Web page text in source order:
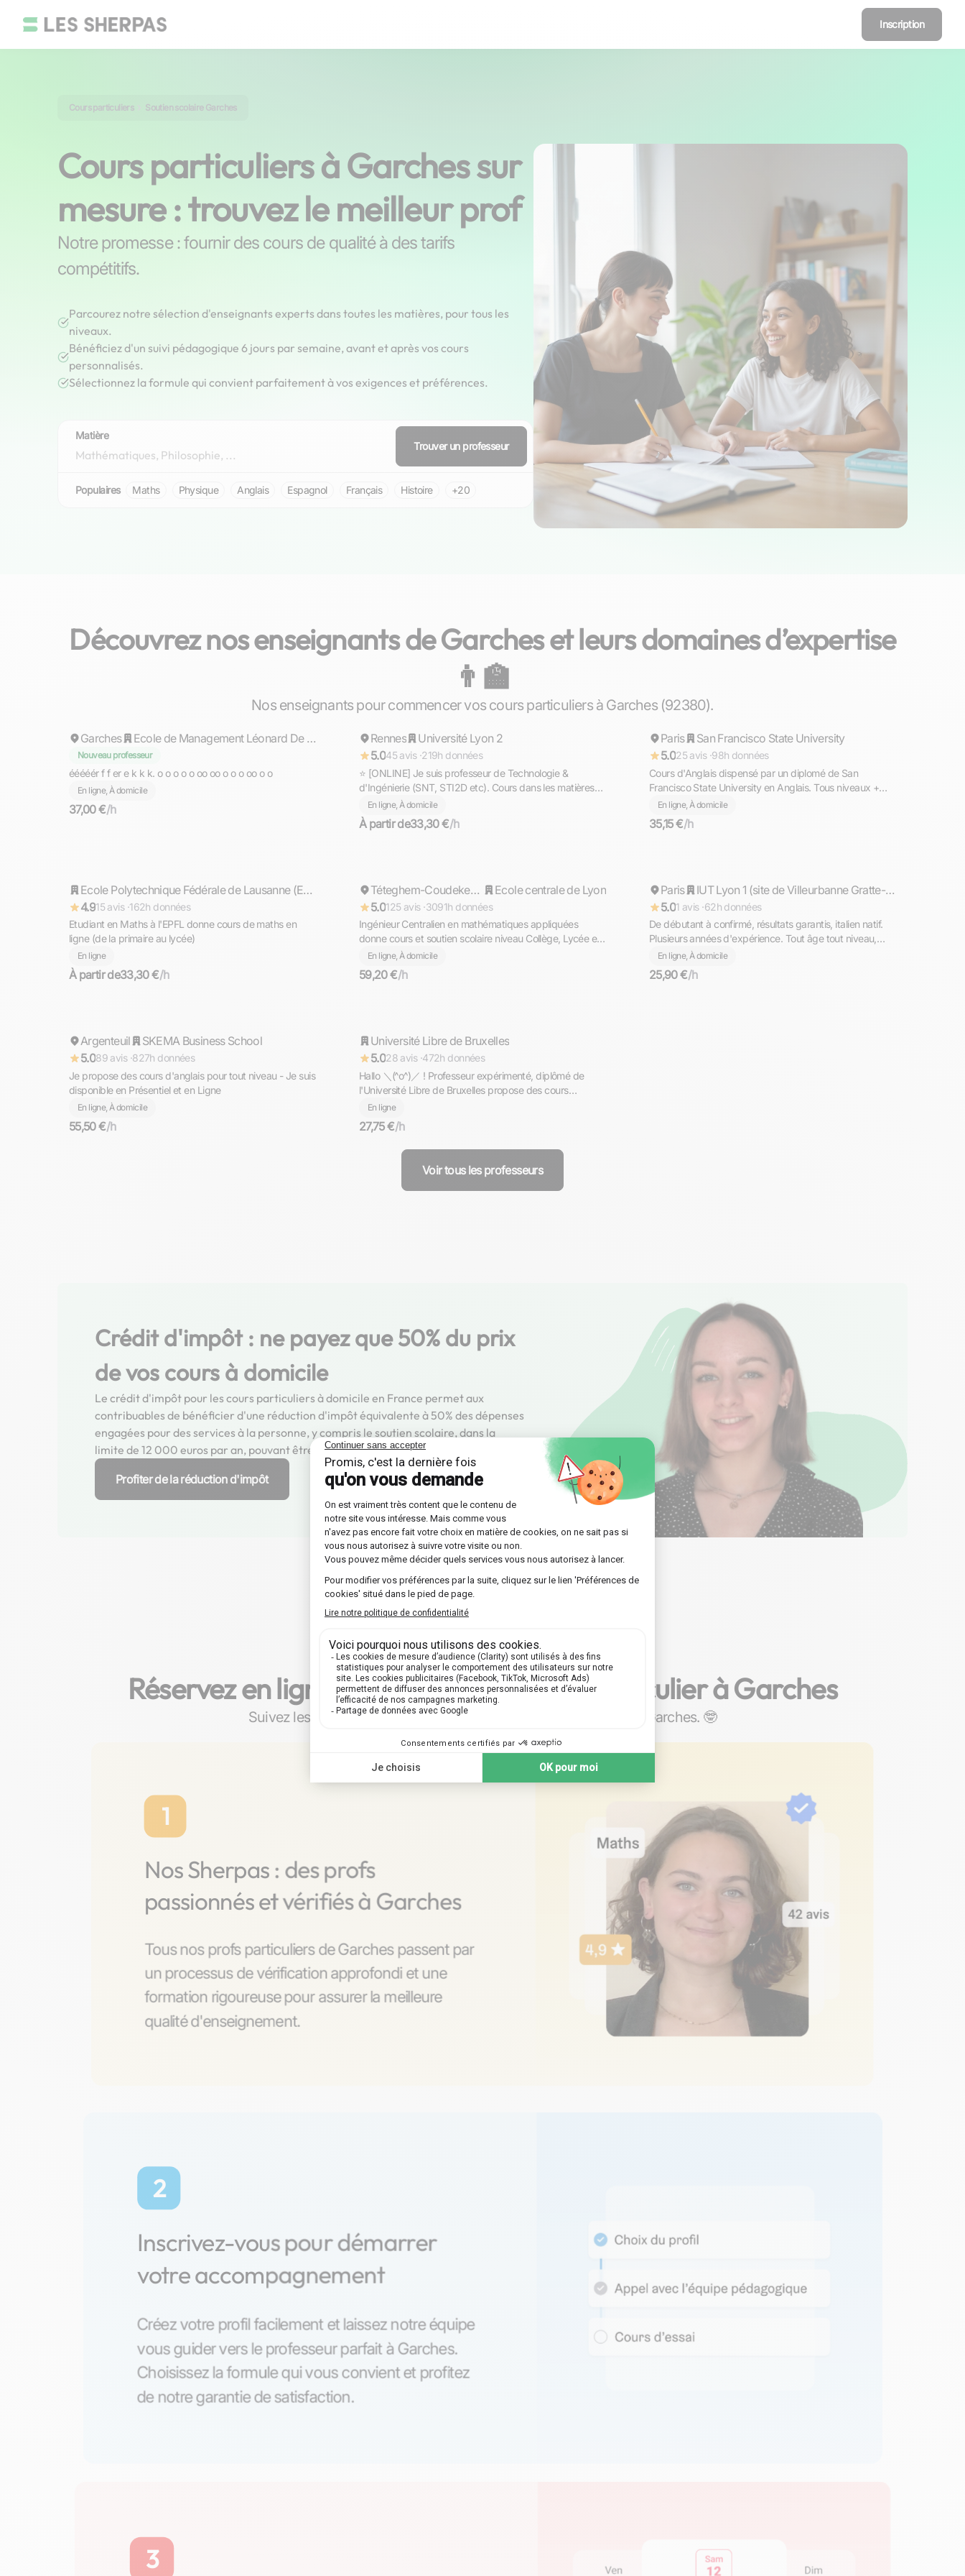
Inscription
Cours particuliers Soutien scolaire Garches
Cours particuliers à Garches sur
mesure : trouvez le meilleur prof
Notre promesse : fournir des cours de qualité à des tarifs
compétitifs.
Parcourez notre sélection d'enseignants experts dans toutes les matières, pour tous les
niveaux.
Bénéficiez d'un suivi pédagogique 6 jours par semaine, avant et après vos cours
personnalisés.
Sélectionnez la formule qui convient parfaitement à vos exigences et préférences.
Matière
Trouver un professeur
Populaires Maths Physique Anglais Espagnol Français Histoire +20
Découvrez nos enseignants de Garches et leurs domaines d’expertise
👨‍🏫
Nos enseignants pour commencer vos cours particuliers à Garches (92380).
Garches Ecole de Management Léonard De Vincii (EMLV)
Nouveau professeur
ééééér f f er e k k k. o o o o o oo oo o o o oo o o
En ligne, À domicile
37,00 €/h
Répond rapidement
Rennes
Université Lyon 2
5.045 avis ·219h données
⭐ [ONLINE] Je suis professeur de Technologie &
d'Ingénierie (SNT, STI2D etc). Cours dans les matières
scientifiques (technologie, sciences et vie de la terre,
mathématiques, physique et chimie, EPI.
En ligne, À domicile
À partir de33,30 €/h
Répond rapidement
Ahmed
Paris
San Francisco State University
5.025 avis ·98h données
Cours d'Anglais dispensé par un diplomé de San
Francisco State University en Anglais. Tous niveaux +
TOEFL, TOEIC, GMAT
En ligne, À domicile
35,15 €/h
Répond rapidement
Ecole Polytechnique Fédérale de Lausanne (EPFL)
4.915 avis ·162h données
Etudiant en Maths à l'EPFL donne cours de maths en
ligne (de la primaire au lycée)
En ligne
À partir de33,30 €/h
Répond rapidement Téteghem-Coudekerque-Village
Ecole centrale de Lyon
5.0125 avis ·3091h données
Ingénieur Centralien en mathématiques appliquées
donne cours et soutien scolaire niveau Collège, Lycée et
Supérieur (prépa)
En ligne, À domicile
59,20 €/h
Répond rapidement
Paris
IUT Lyon 1 (site de Villeurbanne Gratte-ciel)
5.01 avis ·62h données
De débutant à confirmé, résultats garantis, italien natif.
Plusieurs années d'expérience. Tout âge tout niveau,
diplômé du Bac avec Option Internationale Italien,
l'équivalent de la Maturità (bac italien)
En ligne, À domicile
25,90 €/h
Répond rapidement
Argenteuil
SKEMA Business School
5.089 avis ·827h données
Je propose des cours d'anglais pour tout niveau - Je suis
disponible en Présentiel et en Ligne
En ligne, À domicile
55,50 €/h
Répond rapidement
Université Libre de Bruxelles
5.028 avis ·472h données
Hallo ＼⁠(⁠^⁠o⁠^⁠)⁠／ ! Professeur expérimenté, diplômé de
l'Université Libre de Bruxelles propose des cours
d'allemand de niveaux PRIMAIRE - COLLEGE - LYCEE -
PREPA - SUPERIEUR. Komm und lerne mit mir Deutsch
╮⁠(⁠＾⁠▽⁠＾⁠)⁠╭
En ligne
27,75 €/h
Voir tous les professeurs
Crédit d'impôt : ne payez que 50% du prix
de vos cours à domicile
Le crédit d'impôt pour les cours particuliers à domicile en France permet aux
contribuables de bénéficier d'une réduction d'impôt équivalente à 50% des dépenses
engagées pour des services à la personne, y compris le soutien scolaire, dans la
limite de 12 000 euros par an, pouvant être majorée sous certaines conditions.
Profiter de la réduction d'impôt
Réservez en ligne votre premier cours particulier à Garches
Suivez les étapes suivantes pour planifier votre cours particulier à Garches. 🤓
1
Nos Sherpas : des profs
passionnés et vérifiés à Garches
Tous nos profs particuliers de Garches passent par
un processus de vérification approfondi et une
formation rigoureuse pour assurer la meilleure
qualité d'enseignement.
2
Inscrivez-vous pour démarrer
votre accompagnement
Créez votre profil facilement et laissez notre équipe
vous guider vers le professeur parfait à Garches.
Choisissez la formule qui vous convient et profitez
de notre garantie de satisfaction.
3